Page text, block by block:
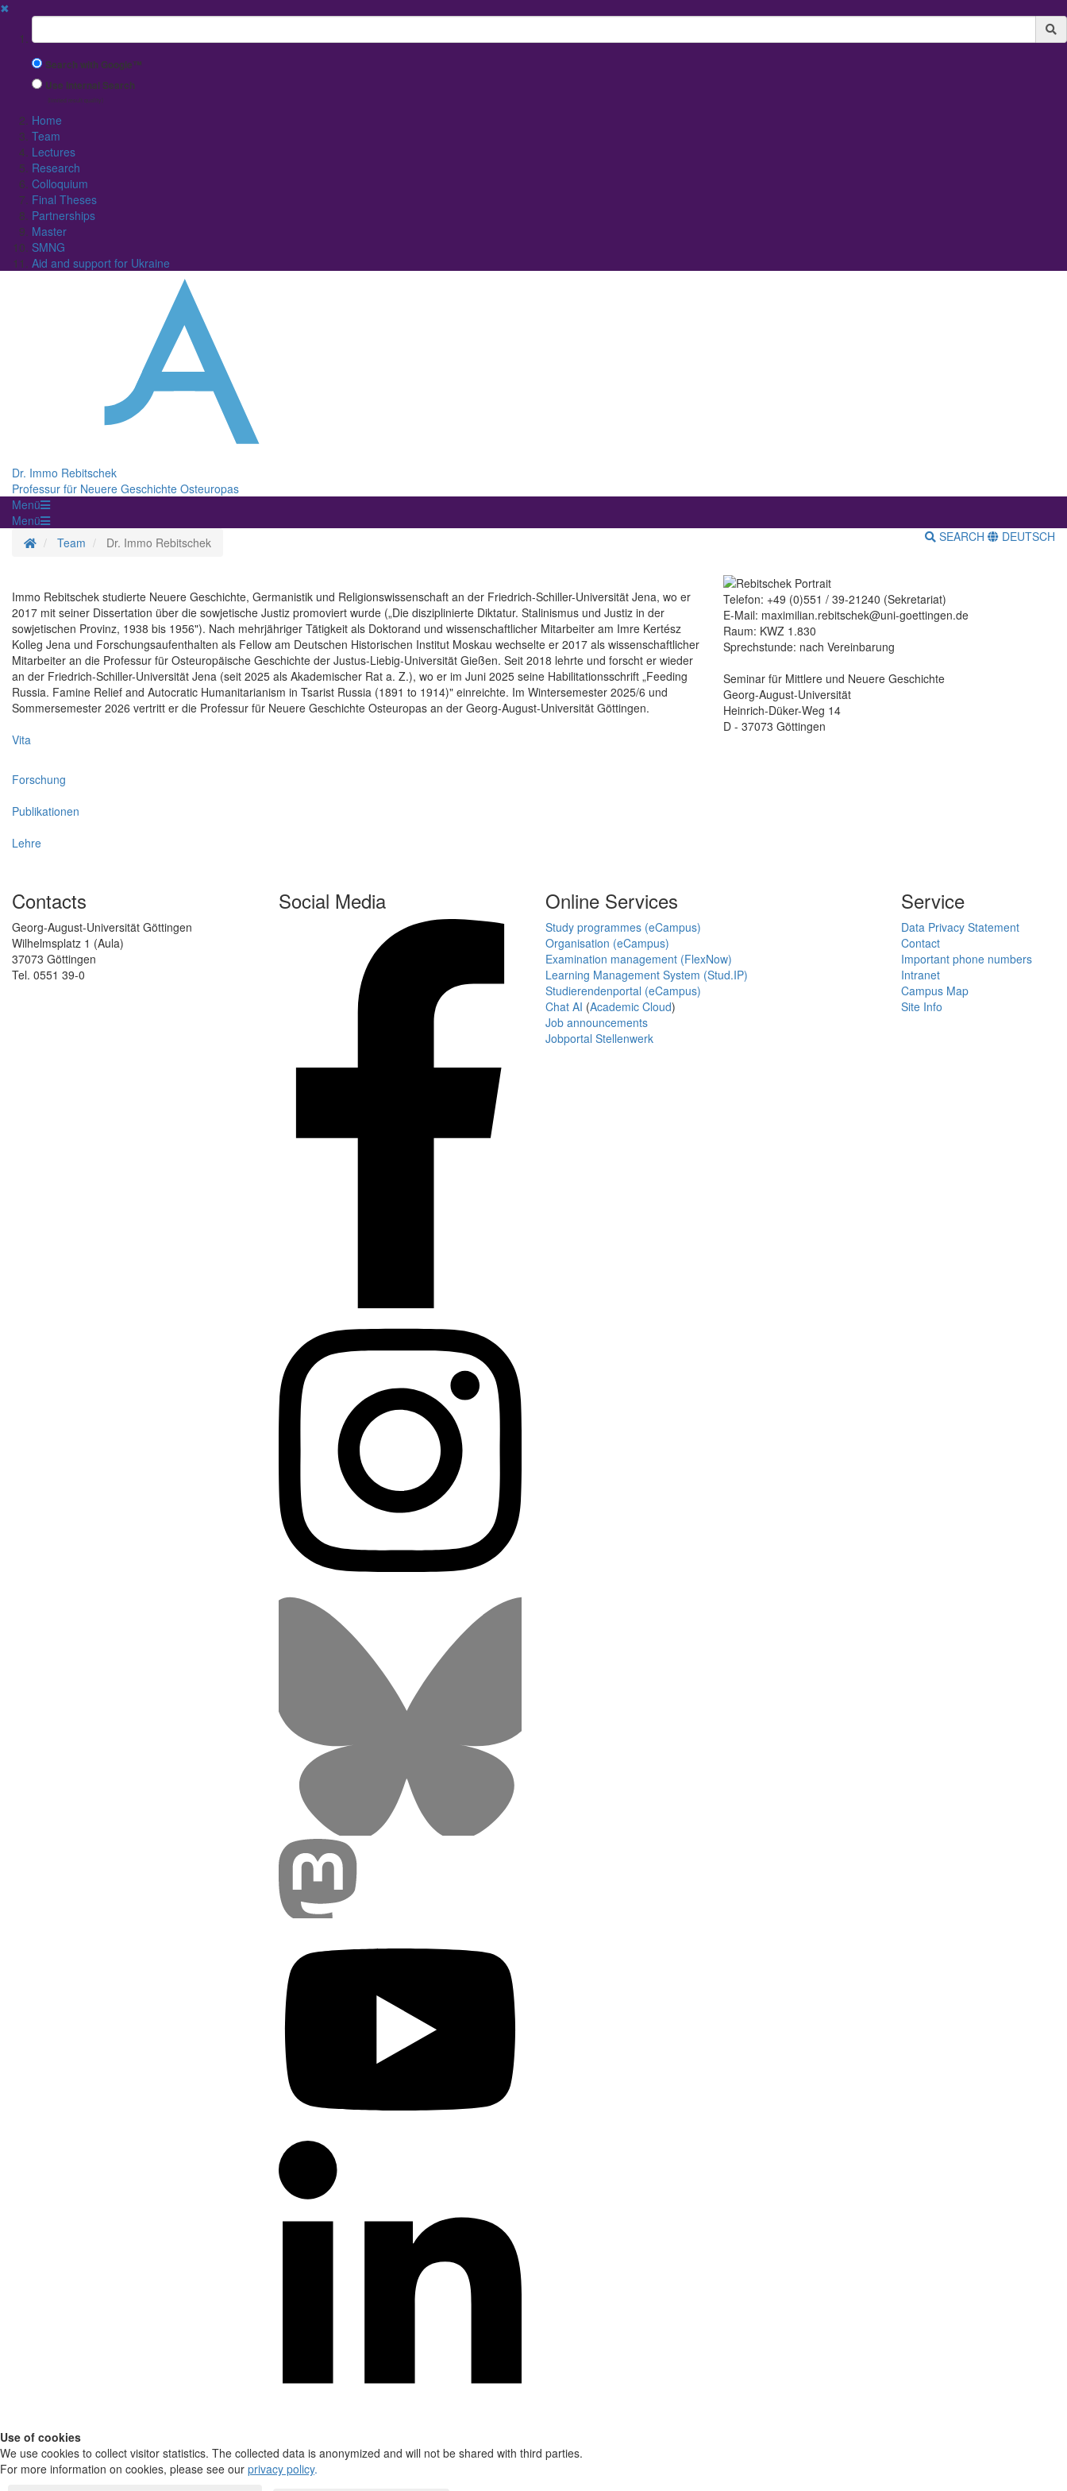
✖
Suchbegriff
Search with Google™
Use Internal Search
(limited result quality)
Home
Team
Lectures
Research
Colloquium
Final Theses
Partnerships
Master
SMNG
Aid and support for Ukraine
Dr. Immo Rebitschek
Professur für Neuere Geschichte Osteuropas
Menü
Menü
Homepage
Team Dr. Immo Rebitschek SEARCH DEUTSCH
Immo Rebitschek studierte Neuere Geschichte, Germanistik und Religionswissenschaft an der Friedrich-Schiller-Universität Jena, wo er
2017 mit seiner Dissertation über die sowjetische Justiz promoviert wurde („Die disziplinierte Diktatur. Stalinismus und Justiz in der
sowjetischen Provinz, 1938 bis 1956"). Nach mehrjähriger Tätigkeit als Doktorand und wissenschaftlicher Mitarbeiter am Imre Kertész
Kolleg Jena und Forschungsaufenthalten als Fellow am Deutschen Historischen Institut Moskau wechselte er 2017 als wissenschaftlicher
Mitarbeiter an die Professur für Osteuropäische Geschichte der Justus-Liebig-Universität Gießen. Seit 2018 lehrte und forscht er wieder
an der Friedrich-Schiller-Universität Jena (seit 2025 als Akademischer Rat a. Z.), wo er im Juni 2025 seine Habilitationsschrift „Feeding
Russia. Famine Relief and Autocratic Humanitarianism in Tsarist Russia (1891 to 1914)" einreichte. Im Wintersemester 2025/6 und
Sommersemester 2026 vertritt er die Professur für Neuere Geschichte Osteuropas an der Georg-August-Universität Göttingen.
Vita
Forschung
Publikationen
Lehre
Telefon: +49 (0)551 / 39-21240 (Sekretariat)
E-Mail: maximilian.rebitschek@uni-goettingen.de
Raum: KWZ 1.830
Sprechstunde: nach Vereinbarung
Seminar für Mittlere und Neuere Geschichte
Georg-August-Universität
Heinrich-Düker-Weg 14
D - 37073 Göttingen
Contacts
Georg-August-Universität Göttingen
Wilhelmsplatz 1 (Aula)
37073 Göttingen
Tel. 0551 39-0
Social Media Online Services
Study programmes (eCampus)
Organisation (eCampus)
Examination management (FlexNow)
Learning Management System (Stud.IP)
Studierendenportal (eCampus)
Chat AI (Academic Cloud)
Job announcements
Jobportal Stellenwerk
Service
Data Privacy Statement
Contact
Important phone numbers
Intranet
Campus Map
Site Info
Use of cookies
We use cookies to collect visitor statistics. The collected data is anonymized and will not be shared with third parties.
For more information on cookies, please see our privacy policy.